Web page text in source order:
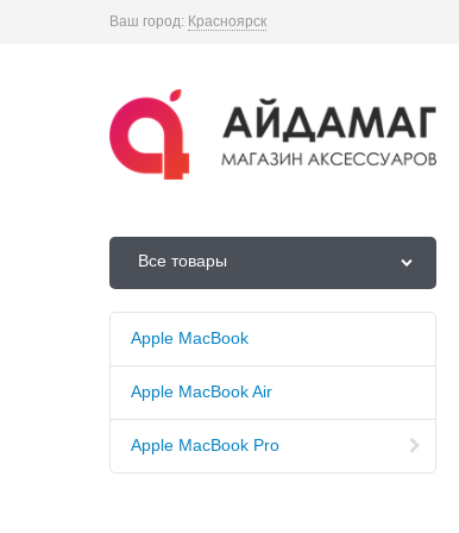
Ваш город: Красноярск
Все товары
Apple MacBook
Apple MacBook Air
Apple MacBook Pro